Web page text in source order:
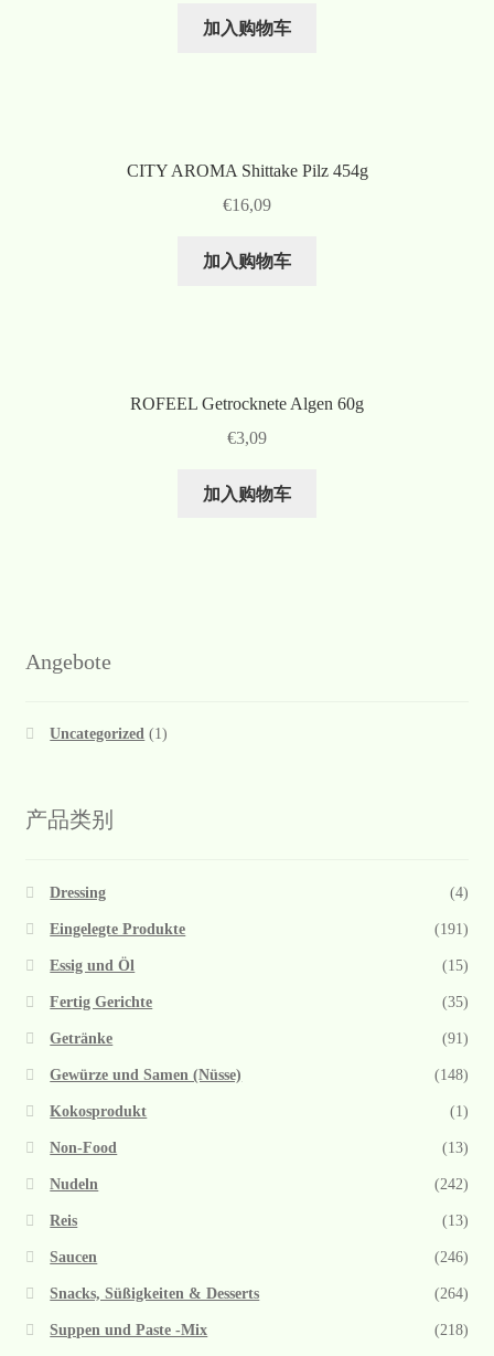
加入购物车
CITY AROMA Shittake Pilz 454g
€16,09
加入购物车
ROFEEL Getrocknete Algen 60g
€3,09
加入购物车
Angebote
Uncategorized (1)
产品类别
Dressing (4)
Eingelegte Produkte (191)
Essig und Öl (15)
Fertig Gerichte (35)
Getränke (91)
Gewürze und Samen (Nüsse) (148)
Kokosprodukt (1)
Non-Food (13)
Nudeln (242)
Reis (13)
Saucen (246)
Snacks, Süßigkeiten & Desserts (264)
Suppen und Paste -Mix (218)